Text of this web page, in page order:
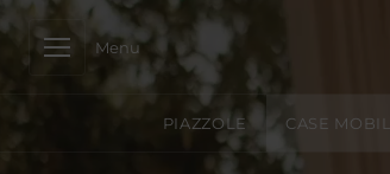
Menu
PIAZZOLE CASE MOBILI